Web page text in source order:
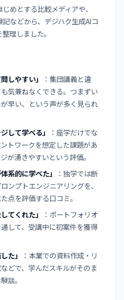
めとする比較メディアや、
などから、デジハク生成AIコ
整理しました。
しやすい」
：集団講義と違
気兼ねなくできる。つまずい
早い、という声が多く見られ
して学べる」
：座学だけでな
トワークを想定した課題があ
が湧きやすいという評価。
系的に学べた」
：独学では断
ンプトエンジニアリングを、
点を評価する口コミ。
てくれた」
：ポートフォリオ
して、受講中に初案件を獲得
た」
：本業での資料作成・リ
どで、学んだスキルがそのま
談。